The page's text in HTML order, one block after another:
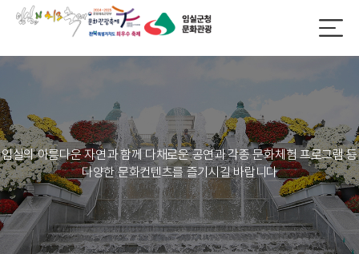
임실의 아름다운 자연과 함께 다채로운 공연과 각종 문화체험 프로그램 등
다양한 문화컨텐츠를 즐기시길 바랍니다